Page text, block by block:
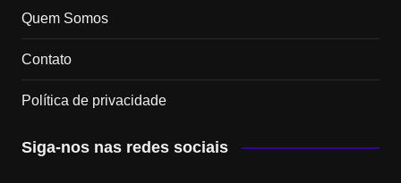
Quem Somos
Contato
Política de privacidade
Siga-nos nas redes sociais